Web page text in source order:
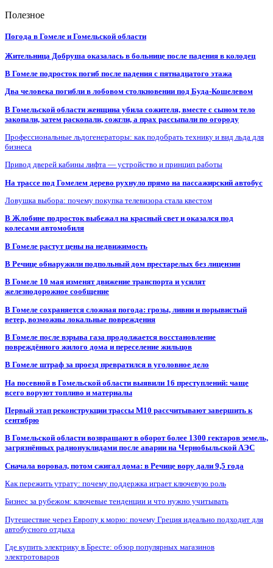
Полезное
Погода в Гомеле и Гомельской области
Жительница Добруша оказалась в больнице после падения в колодец
В Гомеле подросток погиб после падения с пятнадцатого этажа
Два человека погибли в лобовом столкновении под Буда-Кошелевом
В Гомельской области женщина убила сожителя, вместе с сыном тело
закопали, затем раскопали, сожгли, а прах рассыпали по огороду
Профессиональные льдогенераторы: как подобрать технику и вид льда для
бизнеса
Привод дверей кабины лифта — устройство и принцип работы
На трассе под Гомелем дерево рухнуло прямо на пассажирский автобус
Ловушка выбора: почему покупка телевизора стала квестом
В Жлобине подросток выбежал на красный свет и оказался под
колесами автомобиля
В Гомеле растут цены на недвижимость
В Речице обнаружили подпольный дом престарелых без лицензии
В Гомеле 10 мая изменят движение транспорта и усилят
железнодорожное сообщение
В Гомеле сохраняется сложная погода: грозы, ливни и порывистый
ветер, возможны локальные повреждения
В Гомеле после взрыва газа продолжается восстановление
повреждённого жилого дома и переселение жильцов
В Гомеле штраф за проезд превратился в уголовное дело
На посевной в Гомельской области выявили 16 преступлений: чаще
всего воруют топливо и материалы
Первый этап реконструкции трассы М10 рассчитывают завершить к
сентябрю
В Гомельской области возвращают в оборот более 1300 гектаров земель,
загрязнённых радионуклидами после аварии на Чернобыльской АЭС
Сначала воровал, потом сжигал дома: в Речице вору дали 9,5 года
Как пережить утрату: почему поддержка играет ключевую роль
Бизнес за рубежом: ключевые тенденции и что нужно учитывать
Путешествие через Европу к морю: почему Греция идеально подходит для
автобусного отдыха
Где купить электрику в Бресте: обзор популярных магазинов
электротоваров